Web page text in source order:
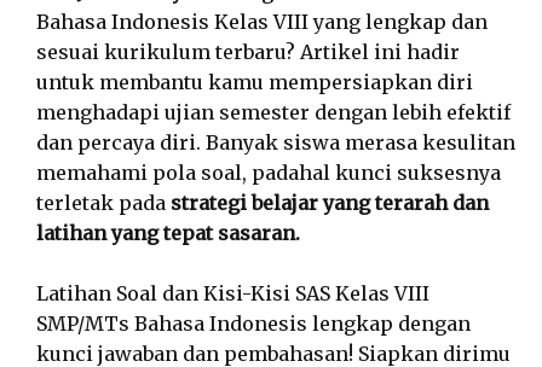
Bahasa Indonesis Kelas VIII yang lengkap dan
sesuai kurikulum terbaru? Artikel ini hadir
untuk membantu kamu mempersiapkan diri
menghadapi ujian semester dengan lebih efektif
dan percaya diri. Banyak siswa merasa kesulitan
memahami pola soal, padahal kunci suksesnya
terletak pada strategi belajar yang terarah dan
latihan yang tepat sasaran.
Latihan Soal dan Kisi-Kisi SAS Kelas VIII
SMP/MTs Bahasa Indonesis lengkap dengan
kunci jawaban dan pembahasan! Siapkan dirimu